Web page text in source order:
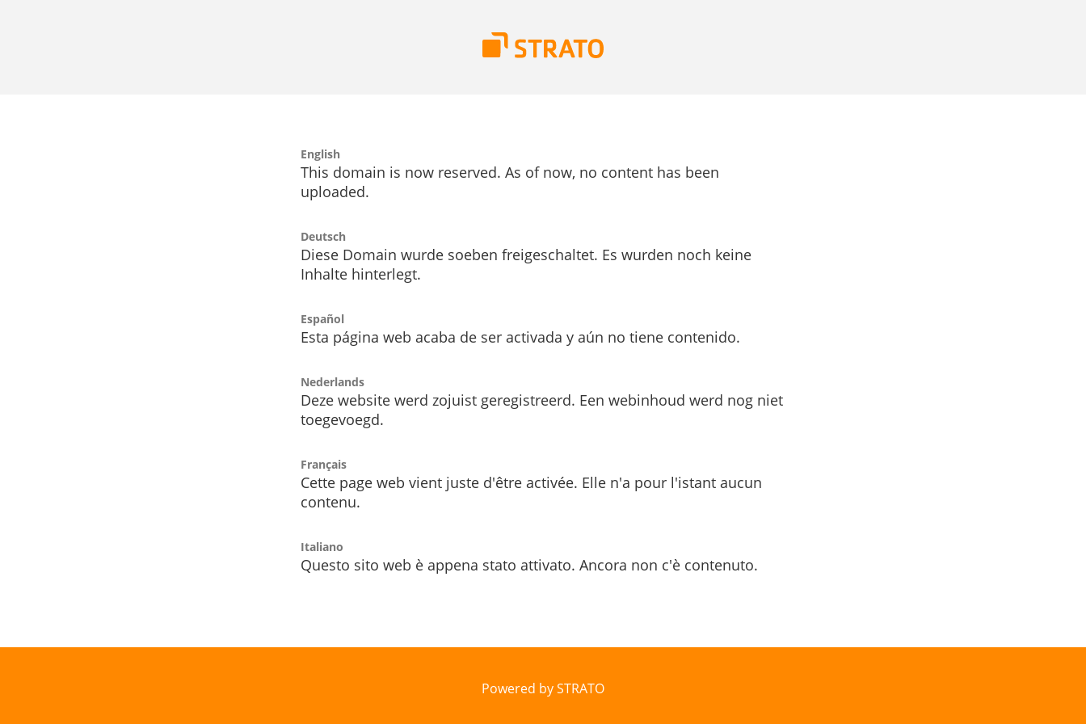
English
This domain is now reserved. As of now, no content has been
uploaded.
Deutsch
Diese Domain wurde soeben freigeschaltet. Es wurden noch keine
Inhalte hinterlegt.
Español
Esta página web acaba de ser activada y aún no tiene contenido.
Nederlands
Deze website werd zojuist geregistreerd. Een webinhoud werd nog niet
toegevoegd.
Français
Cette page web vient juste d'être activée. Elle n'a pour l'istant aucun
contenu.
Italiano
Questo sito web è appena stato attivato. Ancora non c'è contenuto.
Powered by STRATO